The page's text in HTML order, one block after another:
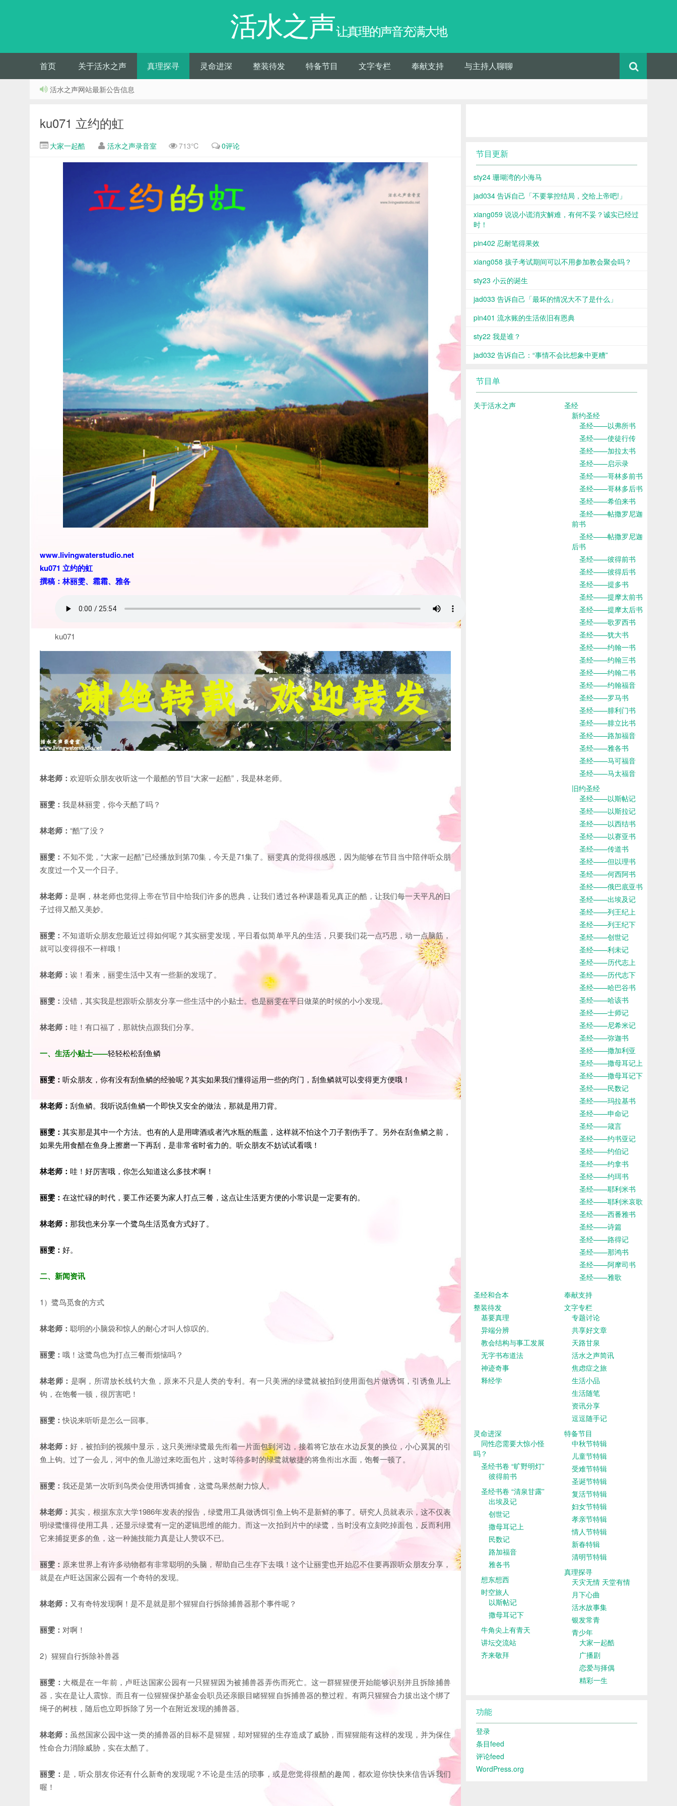
活水之声让真理的声音充满大地
首页 关于活水之声 真理探寻 灵命进深 整装待发 特备节目 文字专栏 奉献支持 与主持人聊聊
活水之声网站最新公告信息
ku071 立约的虹
大家一起酷 活水之声录音室 713℃ 0评论
www.livingwaterstudio.net
ku071 立约的虹
撰稿：林丽雯、霜霜、雅各
ku071
林老师： 欢迎听众朋友收听这一个最酷的节目“大家一起酷”，我是林老师。
丽雯： 我是林丽雯，你今天酷了吗？
林老师： “酷”了没？
丽雯： 不知不觉，“大家一起酷”已经播放到第70集，今天是71集了。丽雯真的觉得很感恩，因为能够在节目当中陪伴听众朋
友度过一个又一个日子。
林老师： 是啊，林老师也觉得上帝在节目中给我们许多的恩典，让我们透过各种课题看见真正的酷，让我们每一天平凡的日
子过得又酷又美妙。
丽雯：不知道听众朋友您最近过得如何呢？其实丽雯发现，平日看似简单平凡的生活，只要我们花一点巧思，动一点脑筋，
就可以变得很不一样哦！
林老师： 诶！看来，丽雯生活中又有一些新的发现了。
丽雯： 没错，其实我是想跟听众朋友分享一些生活中的小贴士。也是丽雯在平日做菜的时候的小小发现。
林老师： 哇！有口福了，那就快点跟我们分享。
一、生活小贴士——轻轻松松刮鱼鳞
丽雯： 听众朋友，你有没有刮鱼鳞的经验呢？其实如果我们懂得运用一些的窍门，刮鱼鳞就可以变得更方便哦！
林老师： 刮鱼鳞。我听说刮鱼鳞一个即快又安全的做法，那就是用刀背。
丽雯：其实那是其中一个方法。也有的人是用啤酒或者汽水瓶的瓶盖，这样就不怕这个刀子割伤手了。另外在刮鱼鳞之前，
如果先用食醋在鱼身上擦磨一下再刮，是非常省时省力的。听众朋友不妨试试看哦！
林老师： 哇！好厉害哦，你怎么知道这么多技术啊！
丽雯： 在这忙碌的时代，要工作还要为家人打点三餐，这点让生活更方便的小常识是一定要有的。
林老师： 那我也来分享一个鹭鸟生活觅食方式好了。
丽雯： 好。
二、新闻资讯
1）鹭鸟觅食的方式
林老师： 聪明的小脑袋和惊人的耐心才叫人惊叹的。
丽雯： 哦！这鹭鸟也为打点三餐而烦恼吗？
林老师： 是啊，所谓放长线钓大鱼，原来不只是人类的专利。有一只美洲的绿鹭就被拍到使用面包片做诱饵，引诱鱼儿上
钩，在饱餐一顿，很厉害吧！
丽雯：快说来听听是怎么一回事。
林老师：好，被拍到的视频中显示，这只美洲绿鹭最先衔着一片面包到河边，接着将它放在水边反复的换位，小心翼翼的引
鱼上钩。过了一会儿，河中的鱼儿游过来吃面包片，这时等待多时的绿鹭就敏捷的将鱼衔出水面，饱餐一顿了。
丽雯： 我还是第一次听到鸟类会使用诱饵捕食，这鹭鸟果然耐力惊人。
林老师：其实，根据东京大学1986年发表的报告，绿鹭用工具做诱饵引鱼上钩不是新鲜的事了。研究人员就表示，这不仅表
明绿鹭懂得使用工具，还显示绿鹭有一定的逻辑思维的能力。而这一次拍到片中的绿鹭，当时没有立刻吃掉面包，反而利用
它来捕捉更多的鱼，这一种施技能力真是让人赞叹不已。
丽雯： 原来世界上有许多动物都有非常聪明的头脑，帮助自己生存下去哦！这个让丽雯也开始忍不住要再跟听众朋友分享，
就是在卢旺达国家公园有一个奇特的发现。
林老师： 又有奇特发现啊！是不是就是那个猩猩自行拆除捕兽器那个事件呢？
丽雯： 对啊！
2）猩猩自行拆除补兽器
丽雯： 大概是在一年前，卢旺达国家公园有一只猩猩因为被捕兽器弄伤而死亡。这一群猩猩便开始能够识别并且拆除捕兽
器，实在是让人震惊。而且有一位猩猩保护基金会职员还亲眼目睹猩猩自拆捕兽器的整过程。有两只猩猩合力拔出这个绑了
绳子的树枝，随后也立即拆除了另一个在附近发现的捕兽器。
林老师：虽然国家公园中这一类的捕兽器的目标不是猩猩，却对猩猩的生存造成了威胁，而猩猩能有这样的发现，并为保住
性命合力消除威胁，实在太酷了。
丽雯： 是，听众朋友你还有什么新奇的发现呢？不论是生活的琐事，或是您觉得很酷的趣闻，都欢迎你快快来信告诉我们
喔！
节目更新
sty24 珊瑚湾的小海马
jad034 告诉自己「不要掌控结局，交给上帝吧!」
xiang059 说说小谎消灾解难，有何不妥？诚实已经过
时！
pin402 忍耐笔得果效
xiang058 孩子考试期间可以不用参加教会聚会吗？
sty23 小云的诞生
jad033 告诉自己「最坏的情况大不了是什么」
pin401 流水账的生活依旧有恩典
sty22 我是谁？
jad032 告诉自己：“事情不会比想象中更糟”
节目单
关于活水之声
圣经
新约圣经
圣经——以弗所书
圣经——使徒行传
圣经——加拉太书
圣经——启示录
圣经——哥林多前书
圣经——哥林多后书
圣经——希伯来书
圣经——帖撒罗尼迦
前书
圣经——帖撒罗尼迦
后书
圣经——彼得前书
圣经——彼得后书
圣经——提多书
圣经——提摩太前书
圣经——提摩太后书
圣经——歌罗西书
圣经——犹大书
圣经——约翰一书
圣经——约翰三书
圣经——约翰二书
圣经——约翰福音
圣经——罗马书
圣经——腓利门书
圣经——腓立比书
圣经——路加福音
圣经——雅各书
圣经——马可福音
圣经——马太福音
旧约圣经
圣经——以斯帖记
圣经——以斯拉记
圣经——以西结书
圣经——以赛亚书
圣经——传道书
圣经——但以理书
圣经——何西阿书
圣经——俄巴底亚书
圣经——出埃及记
圣经——列王纪上
圣经——列王纪下
圣经——创世记
圣经——利未记
圣经——历代志上
圣经——历代志下
圣经——哈巴谷书
圣经——哈该书
圣经——士师记
圣经——尼希米记
圣经——弥迦书
圣经——撒加利亚
圣经——撒母耳记上
圣经——撒母耳记下
圣经——民数记
圣经——玛拉基书
圣经——申命记
圣经——箴言
圣经——约书亚记
圣经——约伯记
圣经——约拿书
圣经——约珥书
圣经——耶利米书
圣经——耶利米哀歌
圣经——西番雅书
圣经——诗篇
圣经——路得记
圣经——那鸿书
圣经——阿摩司书
圣经——雅歌
圣经和合本
奉献支持
整装待发
基要真理
异端分辨
教会结构与事工发展
无字书布道法
神迹奇事
释经学
文字专栏
专题讨论
共享好文章
天路甘泉
活水之声简讯
焦虑症之旅
生活小品
生活随笔
资讯分享
逗逗随手记
灵命进深
同性恋需要大惊小怪
吗？
圣经书卷 “旷野明灯”
彼得前书
圣经书卷 “清泉甘露”
出埃及记
创世记
撒母耳记上
民数记
路加福音
雅各书
想东想西
时空旅人
以斯帖记
撒母耳记下
牛角尖上有青天
讲坛交流站
齐来敬拜
特备节目
中秋节特辑
儿童节特辑
受难节特辑
圣诞节特辑
复活节特辑
妇女节特辑
孝亲节特辑
情人节特辑
新春特辑
清明节特辑
真理探寻
天灾无情 天堂有情
月下心曲
活水故事集
银发常青
青少年
大家一起酷
广播剧
恋爱与择偶
精彩一生
功能
登录
条目feed
评论feed
WordPress.org